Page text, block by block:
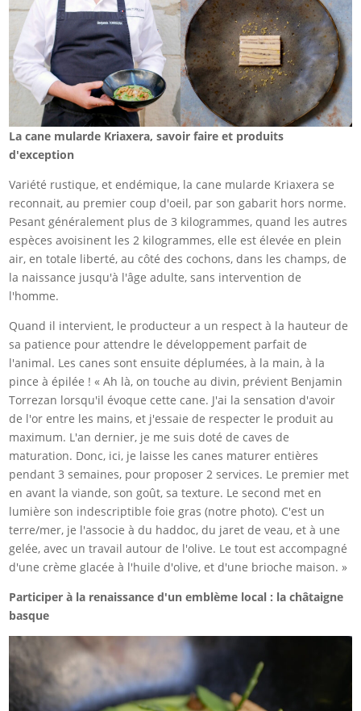
La cane mularde Kriaxera, savoir faire et produits
d'exception
Variété rustique, et endémique, la cane mularde Kriaxera se
reconnait, au premier coup d'oeil, par son gabarit hors norme.
Pesant généralement plus de 3 kilogrammes, quand les autres
espèces avoisinent les 2 kilogrammes, elle est élevée en plein
air, en totale liberté, au côté des cochons, dans les champs, de
la naissance jusqu'à l'âge adulte, sans intervention de
l'homme.
Quand il intervient, le producteur a un respect à la hauteur de
sa patience pour attendre le développement parfait de
l'animal. Les canes sont ensuite déplumées, à la main, à la
pince à épilée ! « Ah là, on touche au divin, prévient Benjamin
Torrezan lorsqu'il évoque cette cane. J'ai la sensation d'avoir
de l'or entre les mains, et j'essaie de respecter le produit au
maximum. L'an dernier, je me suis doté de caves de
maturation. Donc, ici, je laisse les canes maturer entières
pendant 3 semaines, pour proposer 2 services. Le premier met
en avant la viande, son goût, sa texture. Le second met en
lumière son indescriptible foie gras (notre photo). C'est un
terre/mer, je l'associe à du haddoc, du jaret de veau, et à une
gelée, avec un travail autour de l'olive. Le tout est accompagné
d'une crème glacée à l'huile d'olive, et d'une brioche maison. »
Participer à la renaissance d'un emblème local : la châtaigne
basque